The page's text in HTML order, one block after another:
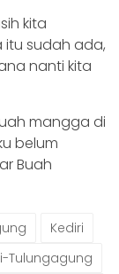
kita
sudah ada,
nanti kita
mangga di
belum
Buah
Kediri
Tulungagung